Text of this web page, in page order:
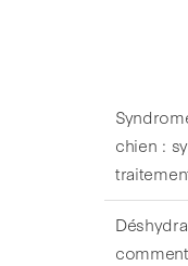
chien :